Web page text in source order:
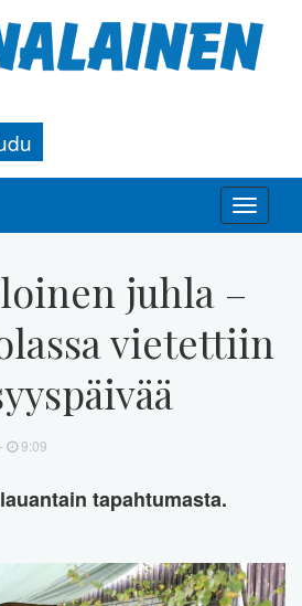
Toggle
juhla –
vietettiin
9:09
tapahtumasta.